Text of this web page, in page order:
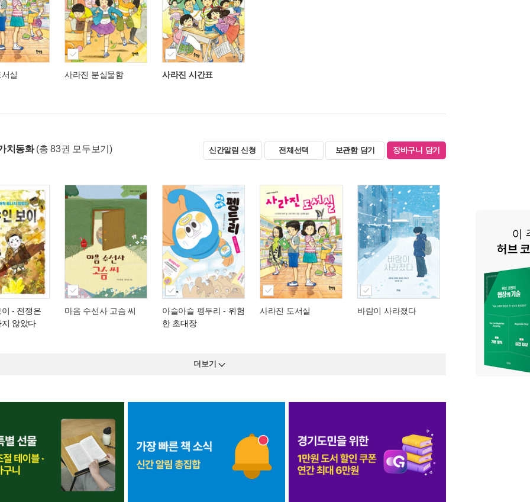
실 사라진 분실물함 사라진 시간표
치동화 (총 83권 모두보기) 신간알림 신청 전체선택 보관함 담기 장바구니 담기
- 전쟁은
않았다
마음 수선사 고슴 씨 아슬아슬 펭두리 - 위험
한 초대장
사라진 도서실 바람이 사라졌다
더보기